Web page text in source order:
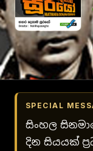
SPECIAL
සිංහල
දින සියයක්